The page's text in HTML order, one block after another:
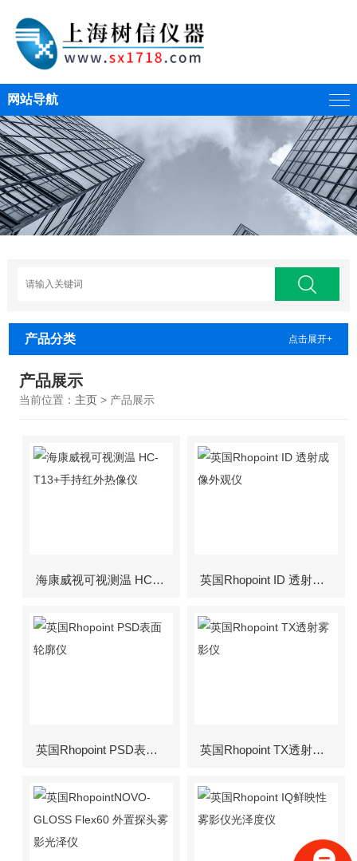
网站导航
产品分类 点击展开+
产品展示
当前位置： 主页> 产品展示
海康威视可视测温 HC-T13+手持红外热像仪 英国Rhopoint ID 透射成像外观仪
英国Rhopoint PSD表面轮廓仪 英国Rhopoint TX透射雾影仪